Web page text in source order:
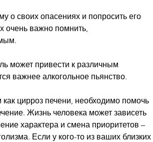
очень важно помнить,
может привести к различным
важнее алкогольное пьянство.
как цирроз печени, необходимо помочь
Жизнь человека может зависеть
характера и смена приоритетов –
Если у кого-то из ваших близких